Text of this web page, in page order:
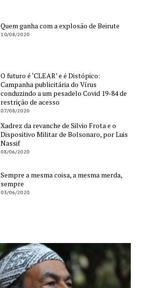
Quem ganha com a explosão de Beirute
10/08/2020
O futuro é ‘CLEAR’ e é Distópico:
Campanha publicitária do Vírus
conduzindo a um pesadelo Covid 19-84 de
restrição de acesso
07/08/2020
Xadrez da revanche de Silvio Frota e o
Dispositivo Militar de Bolsonaro, por Luis
Nassif
08/06/2020
Sempre a mesma coisa, a mesma merda,
sempre
03/06/2020